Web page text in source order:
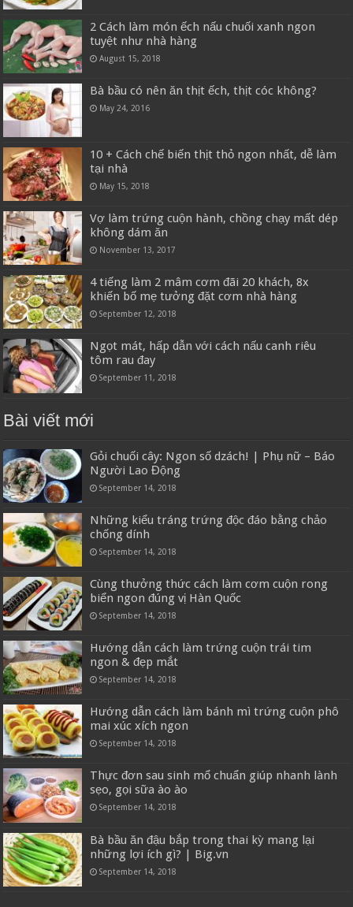
2 Cách làm món ếch nấu chuối xanh ngon
tuyệt như nhà hàng
August 15, 2018
Bà bầu có nên ăn thịt ếch, thịt cóc không?
May 24, 2016
10 + Cách chế biến thịt thỏ ngon nhất, dễ làm
tại nhà
May 15, 2018
Vợ làm trứng cuộn hành, chồng chạy mất dép
không dám ăn
November 13, 2017
4 tiếng làm 2 mâm cơm đãi 20 khách, 8x
khiến bố mẹ tưởng đặt cơm nhà hàng
September 12, 2018
Ngọt mát, hấp dẫn với cách nấu canh riêu
tôm rau đay
September 11, 2018
Bài viết mới
Gỏi chuối cây: Ngon số dzách! | Phụ nữ – Báo
Người Lao Động
September 14, 2018
Những kiểu tráng trứng độc đáo bằng chảo
chống dính
September 14, 2018
Cùng thưởng thức cách làm cơm cuộn rong
biển ngon đúng vị Hàn Quốc
September 14, 2018
Hướng dẫn cách làm trứng cuộn trái tim
ngon & đẹp mắt
September 14, 2018
Hướng dẫn cách làm bánh mì trứng cuộn phô
mai xúc xích ngon
September 14, 2018
Thực đơn sau sinh mổ chuẩn giúp nhanh lành
sẹo, gọi sữa ào ào
September 14, 2018
Bà bầu ăn đậu bắp trong thai kỳ mang lại
những lợi ích gì? | Big.vn
September 14, 2018